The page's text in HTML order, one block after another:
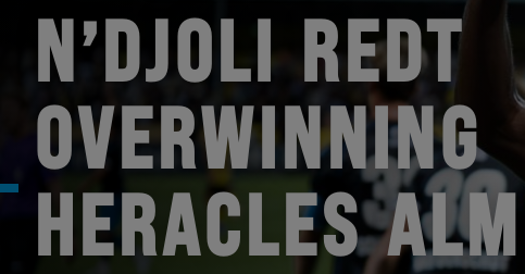
N’DJOLI REDT
OVERWINNING
HERACLES